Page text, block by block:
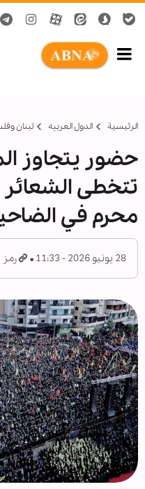
الرئيسية الدول العربیه لبنان
حضور يتجاوز
تتخطى الشعائر
محرم في
28 يونيو 2026 - 11:33 رمز